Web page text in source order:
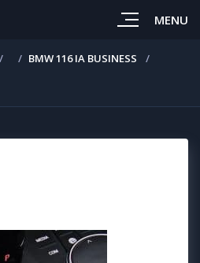
MENU
BMW 116 IA BUSINESS